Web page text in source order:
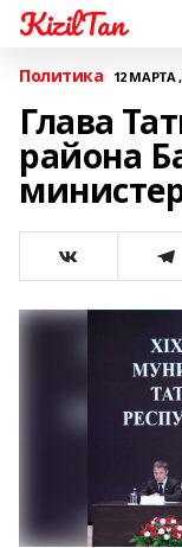
KizilTan
Политика 12 МАРТА ,
Глава
района